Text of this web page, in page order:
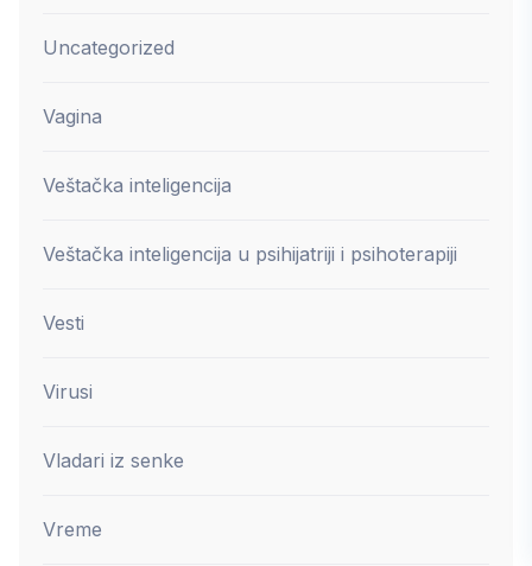
Uncategorized
Vagina
Veštačka inteligencija
Veštačka inteligencija u psihijatriji i psihoterapiji
Vesti
Virusi
Vladari iz senke
Vreme